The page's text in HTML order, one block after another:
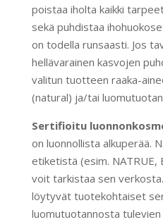
poistaa iholta kaikki
sekä puhdistaa
on todella runsaasti. Jos
hellävarainen kasvojen
valitun tuotteen raaka-
(natural) ja/tai
Sertifioitu
on luonnollista alkuperää.
etiketistä (esim. NATRUE,
voit tarkistaa sen
löytyvät tuotekohtaiset
luomutuotannosta